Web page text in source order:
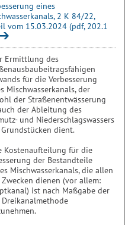
eines
2 K 84/22,
vom 15.03.2024 (pdf, 202.1
Ermittlung des
für die Verbesserung
Mischwasserkanals, der
der Straßenentwässerung
der Ableitung des
und Niederschlagswassers
dient.
Kostenaufteilung für die
der Bestandteile
Mischwasserkanals, die allen
dienen (vor allem:
ist nach Maßgabe der
Dreikanalmethode